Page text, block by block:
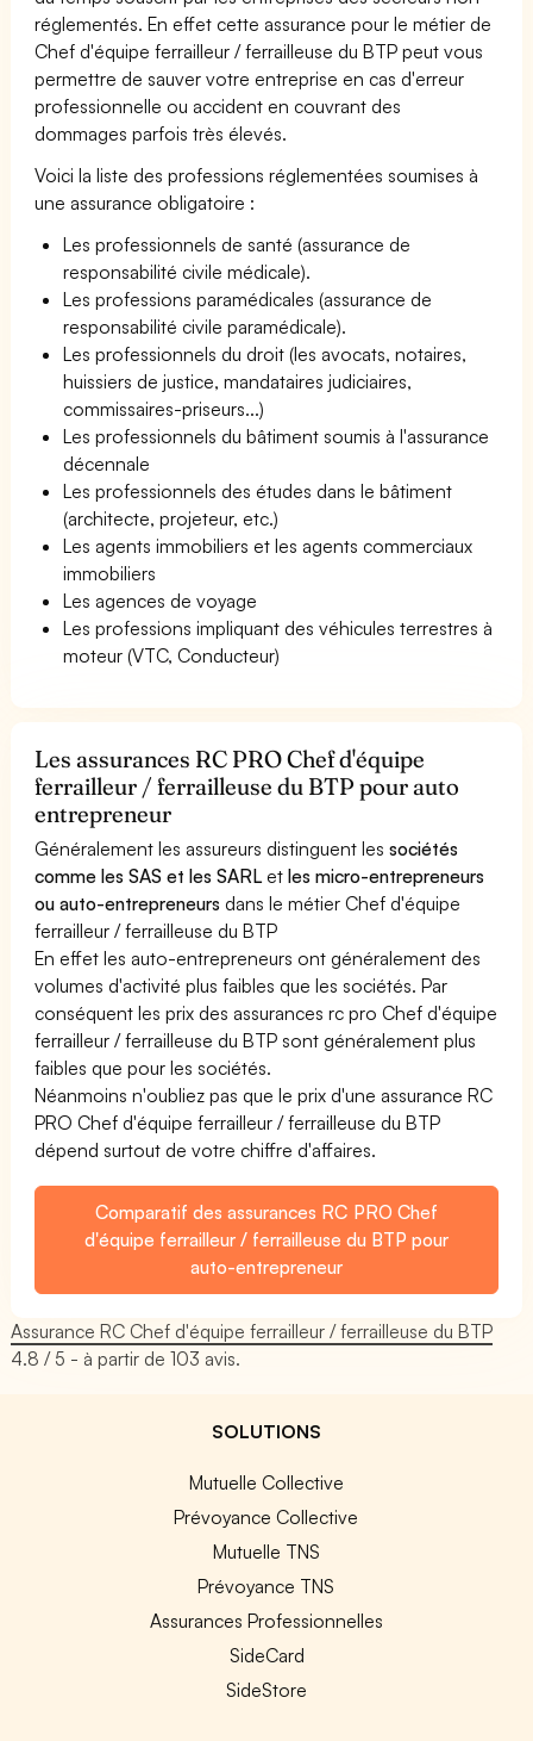
réglementés. En effet cette assurance pour le métier de
Chef d'équipe ferrailleur / ferrailleuse du BTP peut vous
permettre de sauver votre entreprise en cas d'erreur
professionnelle ou accident en couvrant des
dommages parfois très élevés.
Voici la liste des professions réglementées soumises à
une assurance obligatoire :
Les professionnels de santé (assurance de
responsabilité civile médicale).
Les professions paramédicales (assurance de
responsabilité civile paramédicale).
Les professionnels du droit (les avocats, notaires,
huissiers de justice, mandataires judiciaires,
commissaires-priseurs...)
Les professionnels du bâtiment soumis à l'assurance
décennale
Les professionnels des études dans le bâtiment
(architecte, projeteur, etc.)
Les agents immobiliers et les agents commerciaux
immobiliers
Les agences de voyage
Les professions impliquant des véhicules terrestres à
moteur (VTC, Conducteur)
Les assurances RC PRO Chef d'équipe
ferrailleur / ferrailleuse du BTP pour auto
entrepreneur
Généralement les assureurs distinguent lessociétés
comme les SAS et les SARL etles micro-entrepreneurs
ou auto-entrepreneurs dans le métier Chef d'équipe
ferrailleur / ferrailleuse du BTP
En effet les auto-entrepreneurs ont généralement des
volumes d'activité plus faibles que les sociétés. Par
conséquent les prix des assurances rc pro Chef d'équipe
ferrailleur / ferrailleuse du BTP sont généralement plus
faibles que pour les sociétés.
Néanmoins n'oubliez pas que le prix d'une assurance RC
PRO Chef d'équipe ferrailleur / ferrailleuse du BTP
dépend surtout de votre chiffre d'affaires.
Comparatif des assurances RC PRO Chef
d'équipe ferrailleur / ferrailleuse du BTP pour
auto-entrepreneur
Assurance RC Chef d'équipe ferrailleur / ferrailleuse du BTP
4.8 / 5 - à partir de103 avis.
SOLUTIONS
Mutuelle Collective
Prévoyance Collective
Mutuelle TNS
Prévoyance TNS
Assurances Professionnelles
SideCard
SideStore